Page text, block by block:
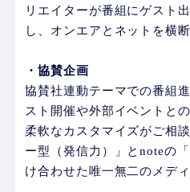
リエイターが番組にゲスト
し、オンエアとネットを横
・協賛企画
協賛社連動テーマでの番組
スト開催や外部イベントと
柔軟なカスタマイズがご相
ー型（発信力）」とnoteの
け合わせた唯一無二のメデ